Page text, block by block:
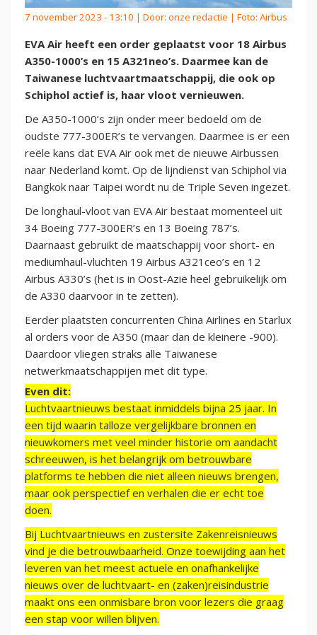
7 november 2023 - 13:10 | Door: onze redactie | Foto: Airbus
EVA Air heeft een order geplaatst voor 18 Airbus
A350-1000’s en 15 A321neo’s. Daarmee kan de
Taiwanese luchtvaartmaatschappij, die ook op
Schiphol actief is, haar vloot vernieuwen.
De A350-1000’s zijn onder meer bedoeld om de
oudste 777-300ER’s te vervangen. Daarmee is er een
reële kans dat EVA Air ook met de nieuwe Airbussen
naar Nederland komt. Op de lijndienst van Schiphol via
Bangkok naar Taipei wordt nu de Triple Seven ingezet.
De longhaul-vloot van EVA Air bestaat momenteel uit
34 Boeing 777-300ER’s en 13 Boeing 787’s.
Daarnaast gebruikt de maatschappij voor short- en
mediumhaul-vluchten 19 Airbus A321ceo’s en 12
Airbus A330’s (het is in Oost-Azië heel gebruikelijk om
de A330 daarvoor in te zetten).
Eerder plaatsten concurrenten China Airlines en Starlux
al orders voor de A350 (maar dan de kleinere -900).
Daardoor vliegen straks alle Taiwanese
netwerkmaatschappijen met dit type.
Even dit:
Luchtvaartnieuws bestaat inmiddels bijna 25 jaar. In
een tijd waarin talloze vergelijkbare bronnen en
nieuwkomers met veel minder historie om aandacht
schreeuwen, is het belangrijk om betrouwbare
platforms te hebben die niet alleen nieuws brengen,
maar ook perspectief en verhalen die er echt toe
doen.
Bij Luchtvaartnieuws en zustersite Zakenreisnieuws
vind je die betrouwbaarheid. Onze toewijding aan het
leveren van het meest actuele en onafhankelijke
nieuws over de luchtvaart- en (zaken)reisindustrie
maakt ons een onmisbare bron voor lezers die graag
een stap voor willen blijven.